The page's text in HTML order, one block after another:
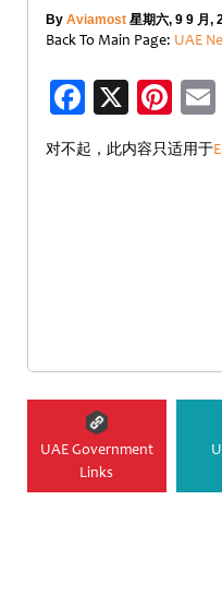
By Aviamost星期六, 9 9 月,
Back To Main Page: UAE
X
对不起，此内容只适用于
UAE Government
Links